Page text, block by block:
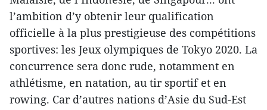
l’ambition d’y obtenir leur qualification
officielle à la plus prestigieuse des compétitions
sportives: les Jeux olympiques de Tokyo 2020. La
concurrence sera donc rude, notamment en
athlétisme, en natation, au tir sportif et en
rowing. Car d’autres nations d’Asie du Sud-Est